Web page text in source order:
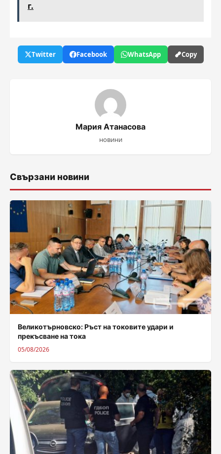
г.
Twitter Facebook WhatsApp Copy
Мария Атанасова
новини
Свързани новини
Великотърновско: Ръст на токовите удари и
прекъсване на тока
05/08/2026